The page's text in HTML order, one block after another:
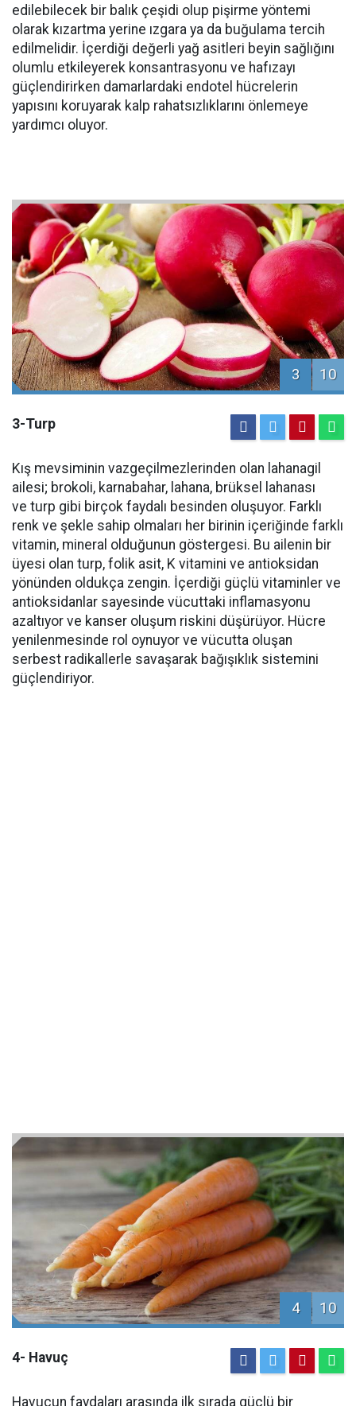
edilebilecek bir balık çeşidi olup pişirme yöntemi
olarak kızartma yerine ızgara ya da buğulama tercih
edilmelidir. İçerdiği değerli yağ asitleri beyin sağlığını
olumlu etkileyerek konsantrasyonu ve hafızayı
güçlendirirken damarlardaki endotel hücrelerin
yapısını koruyarak kalp rahatsızlıklarını önlemeye
yardımcı oluyor.
3 10
3-Turp
Kış mevsiminin vazgeçilmezlerinden olan lahanagil
ailesi; brokoli, karnabahar, lahana, brüksel lahanası
ve turp gibi birçok faydalı besinden oluşuyor. Farklı
renk ve şekle sahip olmaları her birinin içeriğinde farklı
vitamin, mineral olduğunun göstergesi. Bu ailenin bir
üyesi olan turp, folik asit, K vitamini ve antioksidan
yönünden oldukça zengin. İçerdiği güçlü vitaminler ve
antioksidanlar sayesinde vücuttaki inflamasyonu
azaltıyor ve kanser oluşum riskini düşürüyor. Hücre
yenilenmesinde rol oynuyor ve vücutta oluşan
serbest radikallerle savaşarak bağışıklık sistemini
güçlendiriyor.
4 10
4- Havuç
Havucun faydaları arasında ilk sırada güçlü bir